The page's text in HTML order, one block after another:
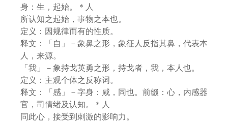
身：生，起始。＊人
所认知之起始，事物之本也。
定义：因规律而有的性质。
释文：「自」－象鼻之形，象征人反指其鼻，代表本
人，来源。
「我」－象持戈英勇之形，持戈者，我，本人也。
定义：主观个体之反称词。
释文：「感」－字身：咸，同也。前缀：心，内感器
官，司情绪及认知。＊人
同此心，接受到刺激的影响力。